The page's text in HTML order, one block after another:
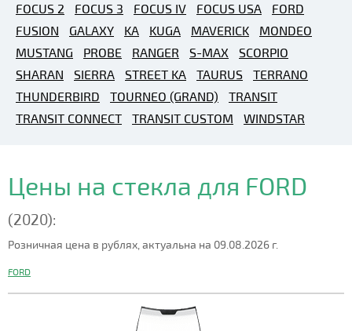
FOCUS 2
FOCUS 3 FOCUS IV FOCUS USA
FORD
FUSION
GALAXY KA KUGA MAVERICK
MONDEO
MUSTANG
PROBE RANGER S-MAX
SCORPIO
SHARAN
SIERRA STREET KA TAURUS
TERRANO
THUNDERBIRD
TOURNEO (GRAND)
TRANSIT
TRANSIT CONNECT
TRANSIT CUSTOM WINDSTAR
Цены на стекла для FORD
(2020):
Розничная цена в рублях, актуальна на 09.08.2026 г.
FORD